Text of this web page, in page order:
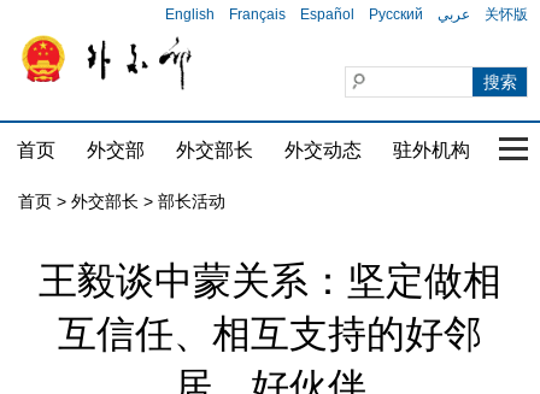
English Français Español Русский عربي 关怀版
首页 外交部 外交部长 外交动态 驻外机构 国
首页 > 外交部长 > 部长活动
王毅谈中蒙关系：坚定做相
互信任、相互支持的好邻